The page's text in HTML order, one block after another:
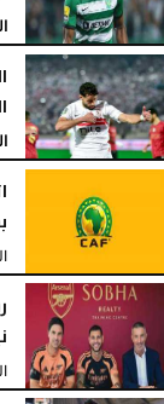
اليومالأحد، 9 أغسطس 2026